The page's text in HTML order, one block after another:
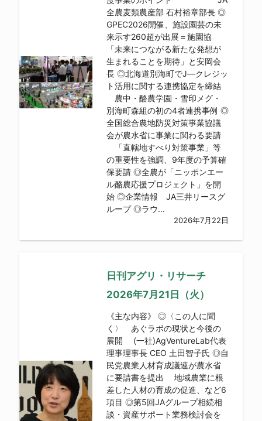
全農麦類農産部 石村裕章部長 ◎
GPEC2026開催、施設園芸の未
来示す260超が出展＝施園協
「未来につながる新たな発想が
生まれることを期待」と安岡会
長 ◎北海道別海町でJ―クレジッ
ト活用に関する連携協定を締結
農中・酪農学園・雪印メグ・
別海町森組の初の4者連携事例 ◎
全国総合農地防災対策事業協議
会が農水省に事業に関わる要請
「直轄地すべり対策事業」等
の重要性を強調、9年度の予算確
保要請 ◎全農が「ニッポンエー
ル酪農応援プロジェクト」を開
始 ◎企業情報 JA三井リースグ
ループ ◎ラウ...
2026年7月22日
日刊アグリ・リサーチ
2026年7月21日（火）
《主な内容》 ◎〈この人に聞
く〉 あぐラボの現状と今後の
展開 (一社)AgVentureLab代表
理事理事長 CEO 土田智子氏 ◎自
民党農業人材育成議連が農水省
に要請書を提出 地域農業に根
差した人材の育成の促進、など6
項目 ◎第5回JAグループ相続相
談・資産サポート業務検討会を